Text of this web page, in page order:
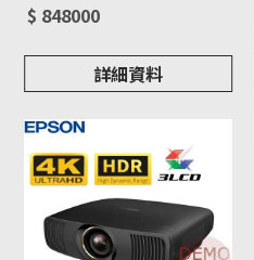
電洽詢
$ 848000
詳細資料